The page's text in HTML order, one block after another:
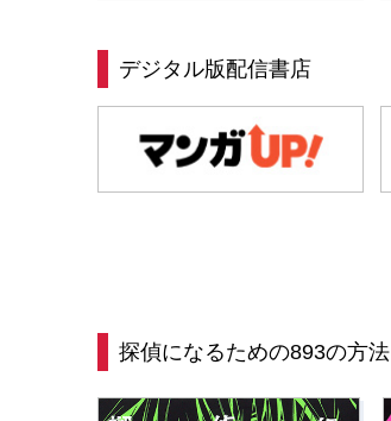
デジタル版配信書店
探偵になるための893の方法